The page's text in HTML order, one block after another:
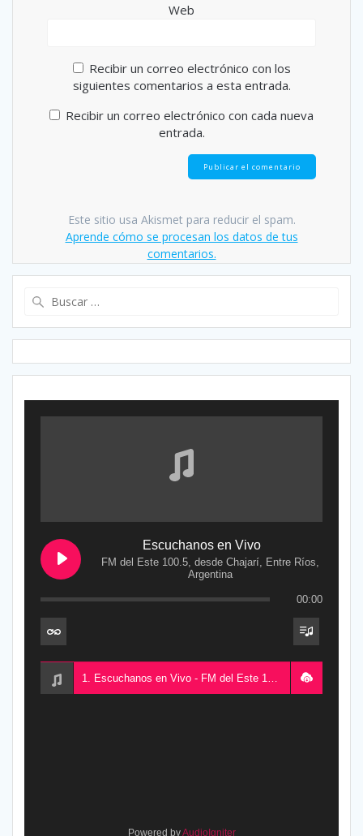
Web
Recibir un correo electrónico con los
siguientes comentarios a esta entrada.
Recibir un correo electrónico con cada nueva
entrada.
Este sitio usa Akismet para reducir el spam.
Aprende cómo se procesan los datos de tus
comentarios.
Escuchanos en Vivo
FM del Este 100.5, desde Chajarí, Entre Ríos,
Argentina
00:00
Powered byAudioIgniter